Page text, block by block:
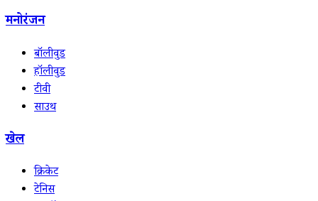
मनोरंजन
बॉलीवुड
हॉलीवुड
टीवी
साउथ
खेल
क्रिकेट
टेनिस